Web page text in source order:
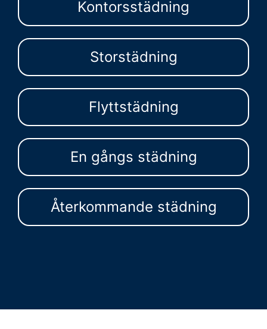
Kontorsstädning
Storstädning
Flyttstädning
En gångs städning
Återkommande städning